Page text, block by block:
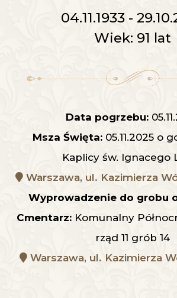
04.11.1933 -
Wiek: 91 lat
Data pogrzebu:
Msza Święta:05.11.2025 o
Kaplicy św. Ignacego
Warszawa, ul. Kazimierza
Wyprowadzenie do grobu
Cmentarz:Komunalny
rząd 11 grób 14
Warszawa, ul. Kazimierza